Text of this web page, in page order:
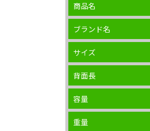
商品名
ブランド名
サイズ
背面長
容量
重量